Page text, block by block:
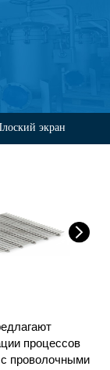
экран
процессов
проволочными